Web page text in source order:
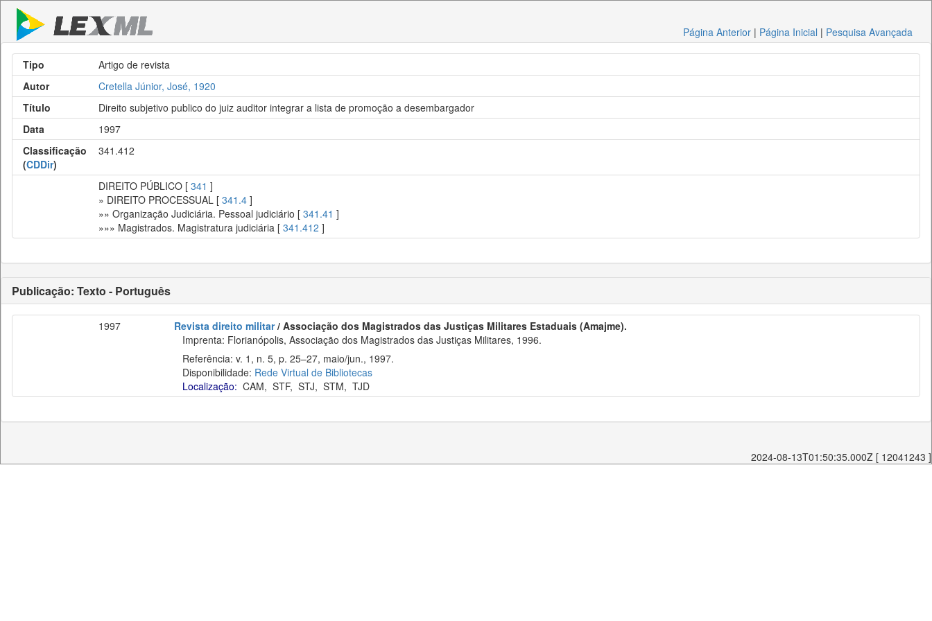
Página Anterior | Página Inicial | Pesquisa Avançada
Tipo
Artigo de revista
Autor
Cretella Júnior, José, 1920
Título
Direito subjetivo publico do juiz auditor integrar a lista de promoção a desembargador
Data
1997
Classificação
(CDDir)
341.412
DIREITO PÚBLICO [ 341 ]
» DIREITO PROCESSUAL [ 341.4 ]
»» Organização Judiciária. Pessoal judiciário [ 341.41 ]
»»» Magistrados. Magistratura judiciária [ 341.412 ]
Publicação: Texto - Português
1997 Revista direito militar/ Associação dos Magistrados das Justiças Militares Estaduais (Amajme).
Imprenta: Florianópolis, Associação dos Magistrados das Justiças Militares, 1996.
Referência: v. 1, n. 5, p. 25–27, maio/jun., 1997.
Disponibilidade: Rede Virtual de Bibliotecas
Localização: CAM, STF, STJ, STM, TJD
2024-08-13T01:50:35.000Z [ 12041243 ]